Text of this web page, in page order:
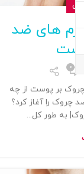
کرم های ضد
0
چروک بر پوست از چه
چروک را آغاز کرد؟
به طور کل...